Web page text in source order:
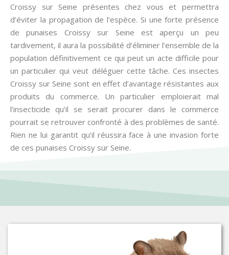
Croissy sur Seine présentes chez vous et permettra
d’éviter la propagation de l’espèce. Si une forte présence
de punaises Croissy sur Seine est aperçu un peu
tardivement, il aura la possibilité d’éliminer l’ensemble de la
population définitivement ce qui peut un acte difficile pour
un particulier qui veut déléguer cette tâche. Ces insectes
Croissy sur Seine sont en effet d’avantage résistantes aux
produits du commerce. Un particulier emploierait mal
l’insecticide qu’il se serait procurer dans le commerce
pourrait se retrouver confronté à des problèmes de santé.
Rien ne lui garantit qu’il réussira face à une invasion forte
de ces punaises Croissy sur Seine.